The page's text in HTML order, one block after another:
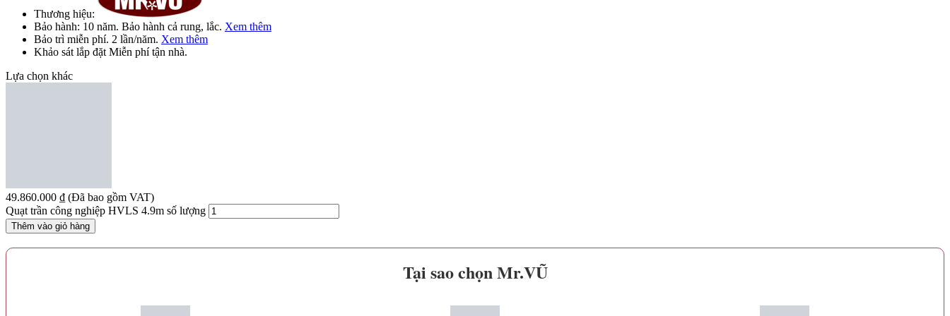
Công suất, hiệu năng quạt cánh lớn 5m
Thương hiệu:
Bảo hành: 10 năm. Bảo hành cả rung, lắc. Xem thêm
Bảo trì miễn phí. 2 lần/năm. Xem thêm
Khảo sát lắp đặt Miễn phítận nhà.
Lựa chọn khác
49.860.000 ₫ (Đã bao gồm VAT)
Quạt trần công nghiệp HVLS 4.9m số lượng
Thêm vào giỏ hàng
Tại sao chọn Mr.VŨ